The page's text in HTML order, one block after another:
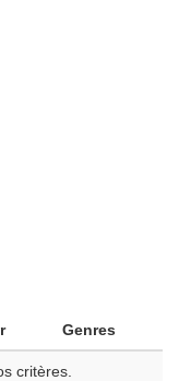
Genres
critères.